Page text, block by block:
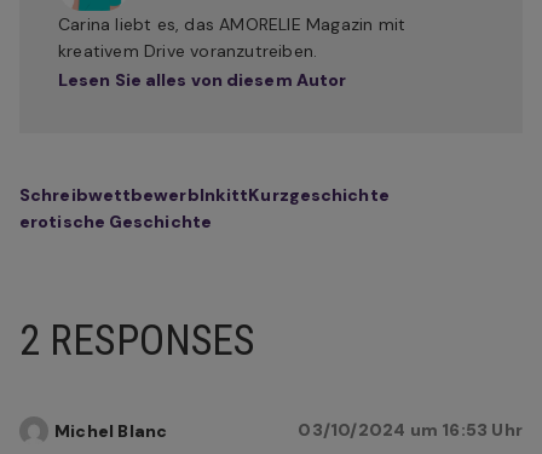
Carina liebt es, das AMORELIE Magazin mit
kreativem Drive voranzutreiben.
Lesen Sie alles von diesem Autor
SchreibwettbewerbInkittKurzgeschichte
erotische Geschichte
2 RESPONSES
Michel Blanc 03/10/2024 um 16:53 Uhr